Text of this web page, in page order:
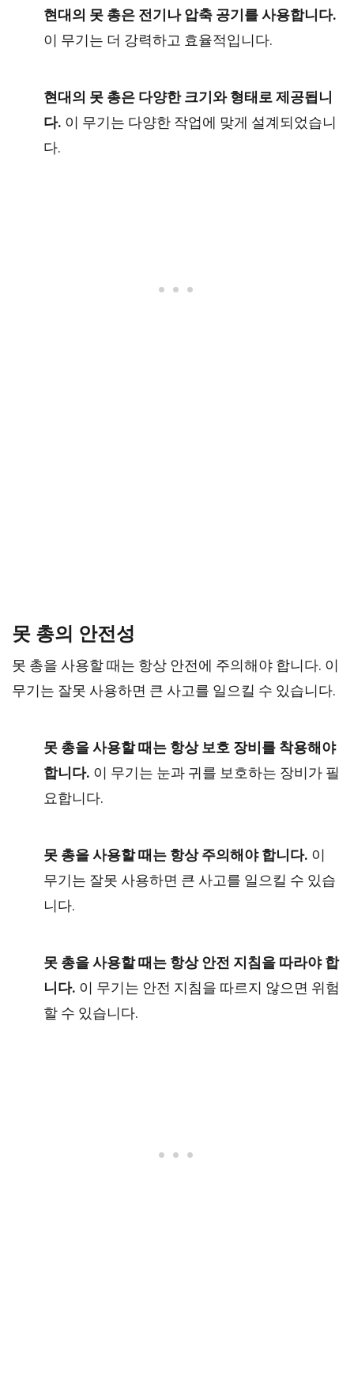
현대의 못 총은 전기나 압축 공기를 사용합니다.
이 무기는 더 강력하고 효율적입니다.
현대의 못 총은 다양한 크기와 형태로 제공됩니
다. 이 무기는 다양한 작업에 맞게 설계되었습니
다.
못 총의 안전성
못 총을 사용할 때는 항상 안전에 주의해야 합니다. 이
무기는 잘못 사용하면 큰 사고를 일으킬 수 있습니다.
못 총을 사용할 때는 항상 보호 장비를 착용해야
합니다. 이 무기는 눈과 귀를 보호하는 장비가 필
요합니다.
못 총을 사용할 때는 항상 주의해야 합니다. 이
무기는 잘못 사용하면 큰 사고를 일으킬 수 있습
니다.
못 총을 사용할 때는 항상 안전 지침을 따라야 합
니다. 이 무기는 안전 지침을 따르지 않으면 위험
할 수 있습니다.